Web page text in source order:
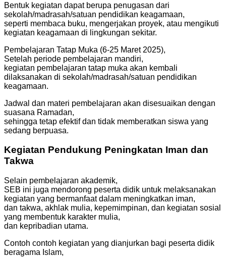
Bentuk kegiatan dapat berupa penugasan dari
sekolah/madrasah/satuan pendidikan keagamaan,
seperti membaca buku, mengerjakan proyek, atau mengikuti
kegiatan keagamaan di lingkungan sekitar.
Pembelajaran Tatap Muka (6-25 Maret 2025),
Setelah periode pembelajaran mandiri,
kegiatan pembelajaran tatap muka akan kembali
dilaksanakan di sekolah/madrasah/satuan pendidikan
keagamaan.
Jadwal dan materi pembelajaran akan disesuaikan dengan
suasana Ramadan,
sehingga tetap efektif dan tidak memberatkan siswa yang
sedang berpuasa.
Kegiatan Pendukung Peningkatan Iman dan
Takwa
Selain pembelajaran akademik,
SEB ini juga mendorong peserta didik untuk melaksanakan
kegiatan yang bermanfaat dalam meningkatkan iman,
dan takwa, akhlak mulia, kepemimpinan, dan kegiatan sosial
yang membentuk karakter mulia,
dan kepribadian utama.
Contoh contoh kegiatan yang dianjurkan bagi peserta didik
beragama Islam,